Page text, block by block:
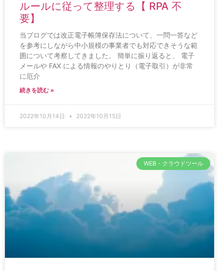
ルールに従って整理する【 RPA 不
要】
当ブログでは改正電子帳簿保存法について、一問一答など
を参考にしながら中小規模の事業者でも対応できそうな範
囲について考察してきました。 簡単に振り返ると、 電子
メールや FAX による情報のやりとり（電子取引）が非常
に厄介
続きを読む »
2022年10月14日 2022年10月15日
WEB・クラウドツール